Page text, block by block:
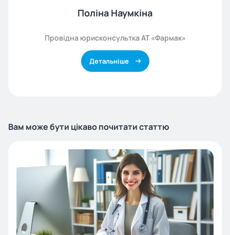
Поліна Наумкіна
Провідна юрисконсультка АТ «Фармак»
Детальніше
Вам може бути цікаво почитати статтю